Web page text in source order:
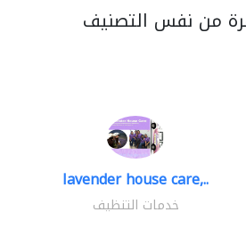
من نفس التصنيف
lavender house care,..
خدمات التنظيف